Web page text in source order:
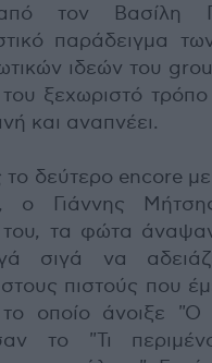
τον Βασίλη
παράδειγμα
ιδεών του
ξεχωριστό τρόπο
και αναπνέει.
το δεύτερο encore
o Γιάννης
του, τα φώτα
σιγά να
πιστούς που
οποίο άνοιξε "Ο
το "Τι